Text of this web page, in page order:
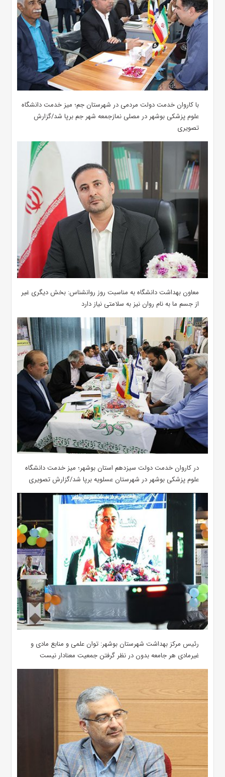
با کاروان خدمت دولت مردمی در شهرستان جم؛ میز خدمت دانشگاه
علوم پزشکی بوشهر در مصلی نمازجمعه شهر جم برپا شد/گزارش
تصویری
معاون بهداشت دانشگاه به مناسبت روز روانشناس: بخش دیگری غیر
از جسم ما به نام روان نیز به سلامتی نیاز دارد
در کاروان خدمت دولت سیزدهم استان بوشهر؛ میز خدمت دانشگاه
علوم پزشکی بوشهر در شهرستان عسلویه برپا شد/گزارش تصویری
رئیس مرکز بهداشت شهرستان بوشهر: توان علمی و منابع مادی و
غیرمادی هر جامعه بدون در نظر گرفتن جمعیت معنادار نیست